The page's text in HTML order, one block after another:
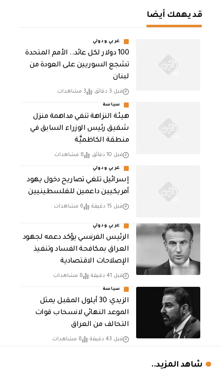
قد يهمك أيضا
عربي ودولي
100 دولار لكل عائد.. الأمم المتحدة
تشجع السوريين على العودة من
لبنان
قبل 3 دقائق 3 مشاهدات
سياسة
هيئة النزاهة تنفي مداهمة منزل
شقيق رئيس الوزراء السابق في
منطقة الكاظميَّة
قبل 10 دقائق 8 مشاهدات
عربي ودولي
إسرائيل تلغي تصاريح دخول يهود
أمريكيين داعمين للفلسطينيين
قبل 15 دقيقة 6 مشاهدات
عربي ودولي
الرئيس الفرنسي يؤكد دعمه لجهود
العراق بمكافحة الفساد وتنفيذ
الإصلاحات الاقتصادية
قبل 41 دقيقة 8 مشاهدات
سياسة
الزيدي: 30 أيلول المقبل يمثل
الموعد النهائي لانسحاب قوات
التحالف من العراق
قبل 43 دقيقة 8 مشاهدات
شاهد المزيد..